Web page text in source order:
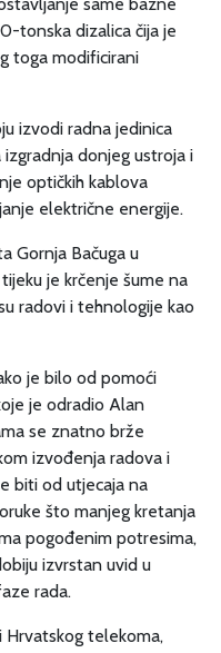
tonska dizalica čija je
toga modificirani
izvodi radna jedinica
donjeg ustroja i
optičkih kablova
električne energije.
Gornja Bačuga u
je krčenje šume na
radovi i tehnologije kao
je bilo od pomoći
je odradio Alan
se znatno brže
izvođenja radova i
biti od utjecaja na
što manjeg kretanja
pogođenim potresima,
izvrstan uvid u
rada.
Hrvatskog telekoma,